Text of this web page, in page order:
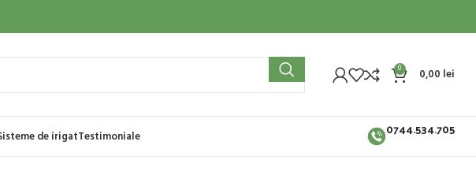
0 0,00 lei
de irigatTestimoniale 0744.534.705